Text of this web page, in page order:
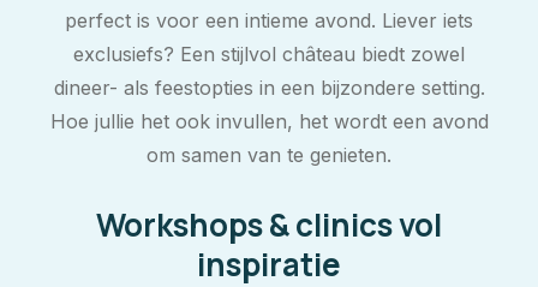
perfect is voor een intieme avond. Liever iets
exclusiefs? Een stijlvol château biedt zowel
dineer- als feestopties in een bijzondere setting.
Hoe jullie het ook invullen, het wordt een avond
om samen van te genieten.
Workshops & clinics vol
inspiratie